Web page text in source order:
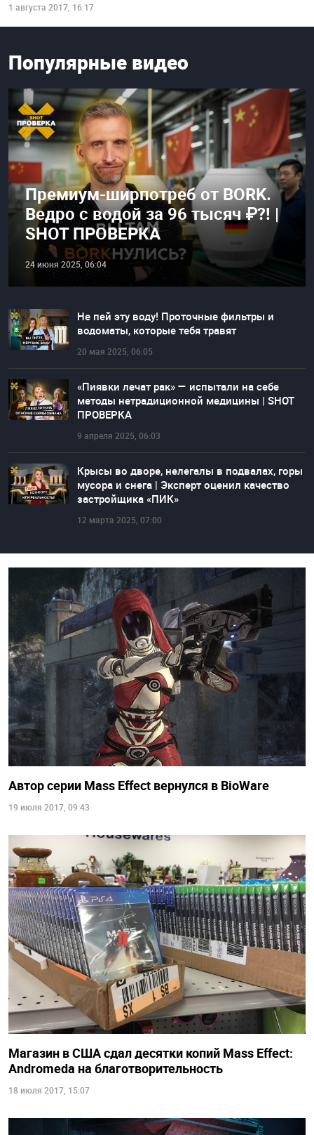
1 августа 2017, 16:17
Популярные видео
Премиум-ширпотреб от BORK.
Ведро с водой за 96 тысяч ₽?! |
SHOT ПРОВЕРКА
24 июня 2025, 06:04
Не пей эту воду! Проточные фильтры и
водоматы, которые тебя травят
20 мая 2025, 06:05
«Пиявки лечат рак» — испытали на себе
методы нетрадиционной медицины | SHOT
ПРОВЕРКА
9 апреля 2025, 06:03
Крысы во дворе, нелегалы в подвалах, горы
мусора и снега | Эксперт оценил качество
застройщика «ПИК»
12 марта 2025, 07:00
Автор серии Mass Effect вернулся в BioWare
19 июля 2017, 09:43
Магазин в США сдал десятки копий Mass Effect:
Andromeda на благотворительность
18 июля 2017, 15:07